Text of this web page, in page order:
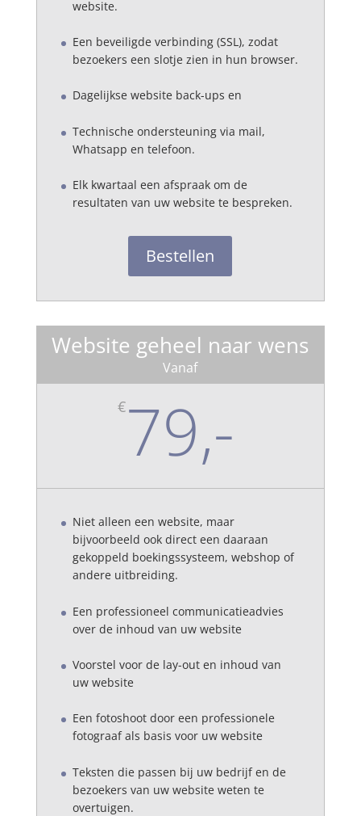
website.
Een beveiligde verbinding (SSL), zodat
bezoekers een slotje zien in hun browser.
Dagelijkse website back-ups en
Technische ondersteuning via mail,
Whatsapp en telefoon.
Elk kwartaal een afspraak om de
resultaten van uw website te bespreken.
Bestellen
Website geheel naar wens
Vanaf
€79,-
Niet alleen een website, maar
bijvoorbeeld ook direct een daaraan
gekoppeld boekingssysteem, webshop of
andere uitbreiding.
Een professioneel communicatieadvies
over de inhoud van uw website
Voorstel voor de lay-out en inhoud van
uw website
Een fotoshoot door een professionele
fotograaf als basis voor uw website
Teksten die passen bij uw bedrijf en de
bezoekers van uw website weten te
overtuigen.